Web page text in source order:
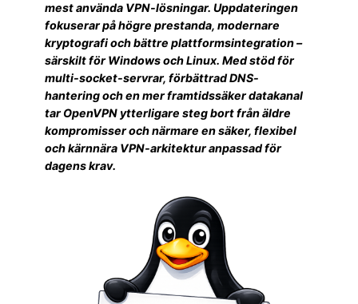
mest använda VPN-lösningar. Uppdateringen
fokuserar på högre prestanda, modernare
kryptografi och bättre plattformsintegration –
särskilt för Windows och Linux. Med stöd för
multi-socket-servrar, förbättrad DNS-
hantering och en mer framtidssäker datakanal
tar OpenVPN ytterligare steg bort från äldre
kompromisser och närmare en säker, flexibel
och kärnnära VPN-arkitektur anpassad för
dagens krav.